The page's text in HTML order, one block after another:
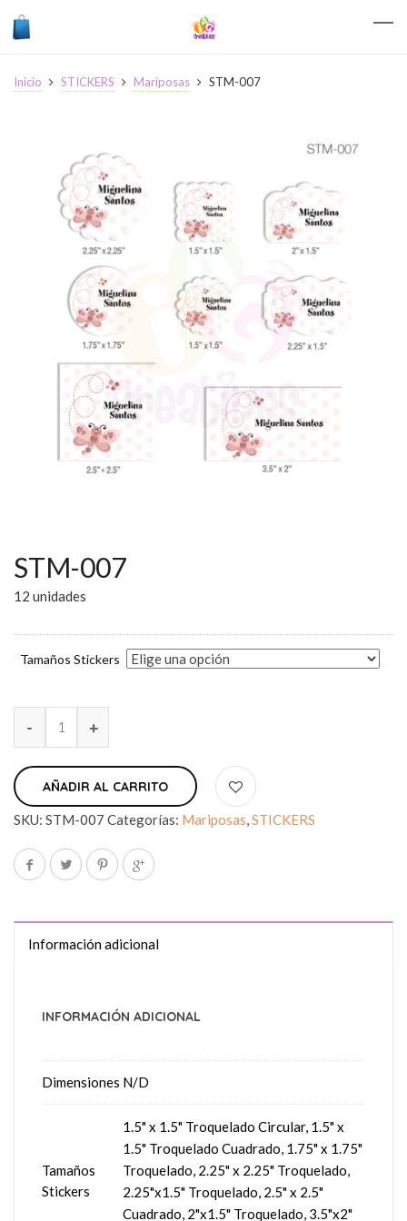
Inicio STICKERS Mariposas STM-007
STM-007
12 unidades
Tamaños Stickers
AÑADIR AL CARRITO
SKU: STM-007 Categorías: Mariposas,STICKERS
Información adicional
INFORMACIÓN ADICIONAL
Dimensiones N/D
Tamaños
Stickers
1.5" x 1.5" Troquelado Circular, 1.5" x
1.5" Troquelado Cuadrado, 1.75" x 1.75"
Troquelado, 2.25" x 2.25" Troquelado,
2.25"x1.5" Troquelado, 2.5" x 2.5"
Cuadrado, 2"x1.5" Troquelado, 3.5"x2"